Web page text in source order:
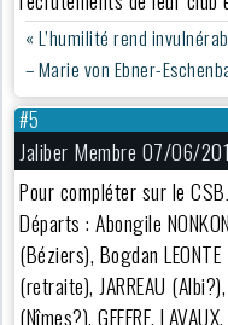
« L’humilité rend
– Marie von Ebner-
#5
Jaliber Membre 07/06/
Pour compléter sur le
Départs : Abongile
(Béziers), Bogdan
(retraite), JARREAU
(Nîmes?), GEFFRE,